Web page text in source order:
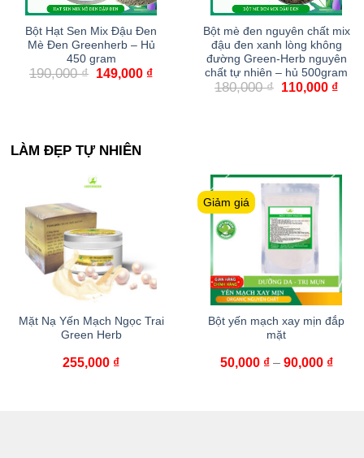
Bột Hạt Sen Mix Đậu Đen
Mè Đen Greenherb – Hủ
450 gram
190,000₫ 149,000 ₫
Bột mè đen nguyên chất mix
đậu đen xanh lòng không
đường Green-Herb nguyên
chất tự nhiên – hủ 500gram
180,000₫ 110,000 ₫
LÀM ĐẸP TỰ NHIÊN
Mặt Nạ Yến Mạch Ngọc Trai
Green Herb
255,000 ₫
Giảm giá
Bột yến mạch xay mịn đắp
mặt
50,000 ₫– 90,000 ₫